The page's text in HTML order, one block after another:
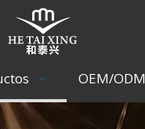
OEM/ODM